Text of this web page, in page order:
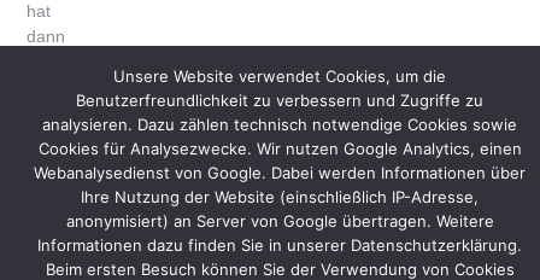
hat
dann
begeistert,
allem
Knight
Rider
Effekt
Unsere Website verwendet Cookies, um die
Benutzerfreundlichkeit zu verbessern und Zugriffe zu
analysieren. Dazu zählen technisch notwendige Cookies sowie
Cookies für Analysezwecke. Wir nutzen Google Analytics, einen
Webanalysedienst von Google. Dabei werden Informationen über
Ihre Nutzung der Website (einschließlich IP-Adresse,
anonymisiert) an Server von Google übertragen. Weitere
Informationen dazu finden Sie in unserer Datenschutzerklärung.
Beim ersten Besuch können Sie der Verwendung von Cookies